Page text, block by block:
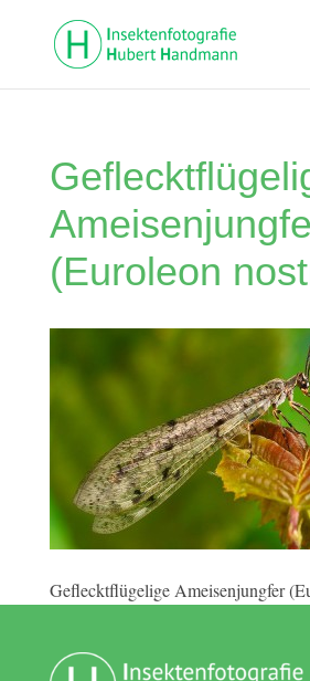
(Euroleon
Geflecktflügelige Ameisenjungfer